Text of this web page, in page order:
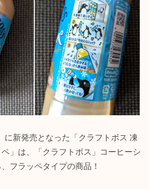
に新発売となった「クラフトボス 凍
」は、「クラフトボス」コーヒーシ
フラッペタイプの商品！